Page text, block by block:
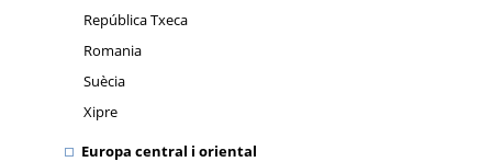
República Txeca
Romania
Suècia
Xipre
Europa central i oriental